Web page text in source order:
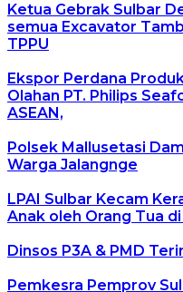
Ketua Gebrak Sulbar
semua Excavator
TPPU
Ekspor Perdana
Olahan PT. Philips
ASEAN,
Polsek Mallusetasi
Warga Jalangnge
LPAI Sulbar Kecam
Anak oleh Orang Tua
Dinsos P3A & PMD
Pemkesra Pemprov